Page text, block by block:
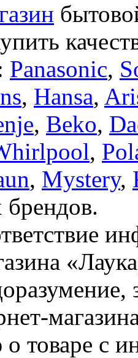
Panasonic,
, Hansa,
, Beko,
,
, Mystery,
брендов.
товаре с